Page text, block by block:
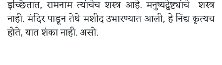
इच्छितात, रामनाम त्यांचेच शस्त्र आहे. मनुष्यद्वेष्ट्यांचे शस्त्र
नाही. मंदिर पाडून तेथे मशीद उभारण्यात आली, हे निंद्य कृत्यच
होते, यात शंका नाही. असो.